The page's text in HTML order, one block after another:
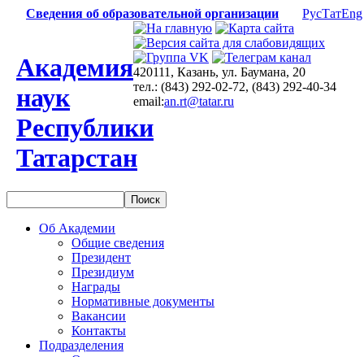
Сведения об образовательной организации РусТатEng
Академия
наук
Республики
Татарстан
420111, Казань, ул. Баумана, 20
тел.: (843) 292-02-72, (843) 292-40-34
email:an.rt@tatar.ru
Об Академии
Общие сведения
Президент
Президиум
Награды
Нормативные документы
Вакансии
Контакты
Подразделения